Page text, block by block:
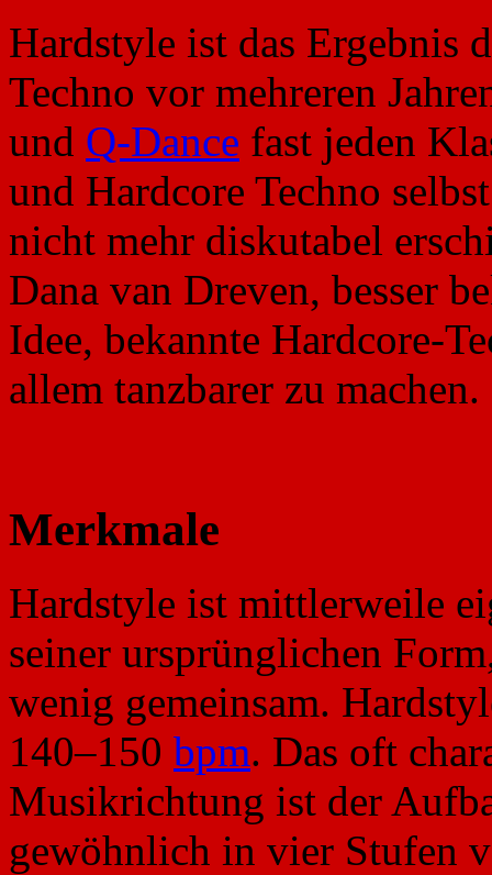
Hardstyle ist das Ergebnis
Techno vor mehreren
und Q-Dance fast jeden
und Hardcore Techno
nicht mehr diskutabel
Dana van Dreven, besser
Idee, bekannte Hardcore-
allem tanzbarer zu machen.
Merkmale
Hardstyle ist mittlerweile
seiner ursprünglichen
wenig gemeinsam.
140–150 bpm. Das oft
Musikrichtung ist der
gewöhnlich in vier Stufen